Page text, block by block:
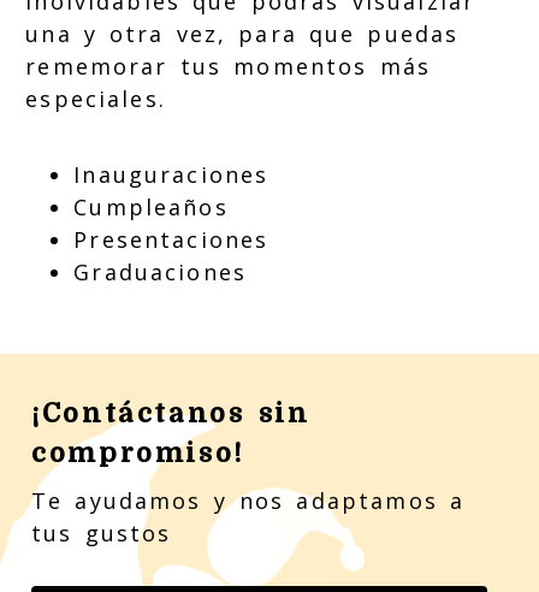
una y otra vez, para que puedas
rememorar tus momentos más
especiales.
Inauguraciones
Cumpleaños
Presentaciones
Graduaciones
¡Contáctanos sin
compromiso!
Te ayudamos y nos adaptamos a
tus gustos